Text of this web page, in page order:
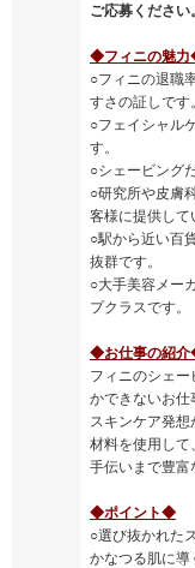
ご応募ください。
◆フィニの魅
○フィニの退職
すさの証しです。
○フェイシャル
す。
○シェービング
○研究所や皮膚
客様に提供して
○駅から近い百
抜群です。
○大手美容メー
プクラスです。
◆お仕事の紹
フィニのシェ
かできないお仕
スキンケア発
材料を使用して
手伝いまで豊富
◆ポイント◆
○選び抜かれた
かなつる肌に導